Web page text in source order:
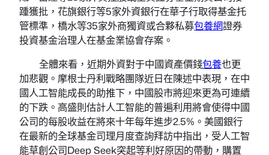
踵獲批，花旗銀行等5家外資銀行在華子行取得基金托
管標準，橋水等35家外商獨資或合夥私募包養網證券
投資基金治理人在基金業協會存案。
全體來看，近期外資對于中國資產價錢包養也更
加悲觀。摩根士丹利戰略團隊近日在陳述中表現，在中
國人工智能成長的助推下，中國股市將迎來更為可連續
的下跌。高盛則估計人工智能的普遍利用將會使得中國
公司的每股收益在將來十年每年進步2.5%。美國銀行
在最新的全球基金司理月度查詢拜訪中指出，受人工智
能草創公司Deep Seek突起等利好原因的帶動，購置